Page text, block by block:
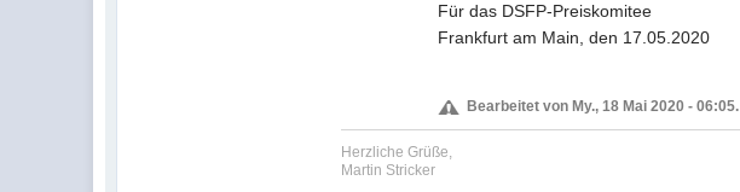
Für das DSFP-Preiskomitee
Frankfurt am Main, den 17.05.2020
Bearbeitet von My., 18 Mai 2020 - 06:05.
Herzliche Grüße,
Martin Stricker